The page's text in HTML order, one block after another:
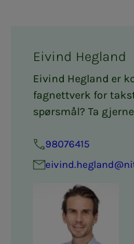
Eivind Hegland
Eivind Hegland er
fagnettverk for
spørsmål? Ta
98076415